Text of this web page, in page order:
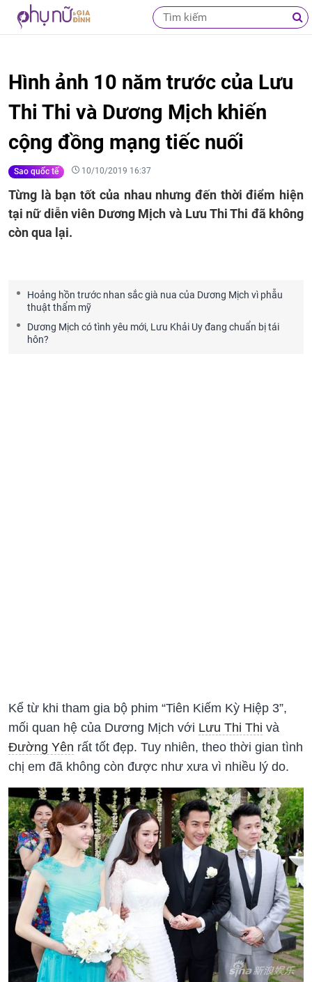
Hình ảnh 10 năm trước của Lưu
Thi Thi và Dương Mịch khiến
cộng đồng mạng tiếc nuối
Sao quốc tế 10/10/2019 16:37
Từng là bạn tốt của nhau nhưng đến thời điểm hiện
tại nữ diễn viên Dương Mịch và Lưu Thi Thi đã không
còn qua lại.
Hoảng hồn trước nhan sắc già nua của Dương Mịch vì phẫu
thuật thẩm mỹ
Dương Mịch có tình yêu mới, Lưu Khải Uy đang chuẩn bị tái
hôn?
Kể từ khi tham gia bộ phim “Tiên Kiếm Kỳ Hiệp 3”,
mối quan hệ của Dương Mịch với Lưu Thi Thi và
Đường Yên rất tốt đẹp. Tuy nhiên, theo thời gian tình
chị em đã không còn được như xưa vì nhiều lý do.